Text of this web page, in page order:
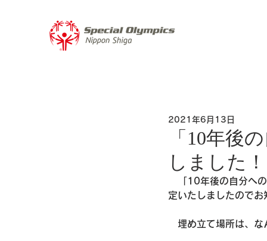
「10年後
しました！
2021年6月13日
「10年後の自分への
定いたしましたのでお
埋め立て場所は、な